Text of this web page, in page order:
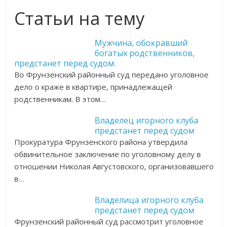
Статьи на тему
Мужчина, обокравший
богатых родственников,
предстанет перед судом.
Во Фрунзенский районный суд передано уголовное
дело о краже в квартире, принадлежащей
родственникам. В этом…
Владелец игорного клуба
предстанет перед судом
Прокуратура Фрунзенского района утвердила
обвинительное заключение по уголовному делу в
отношении Николая Августовского, организовавшего
в…
Владелица игорного клуба
предстанет перед судом
Фрунзенский районный суд рассмотрит уголовное